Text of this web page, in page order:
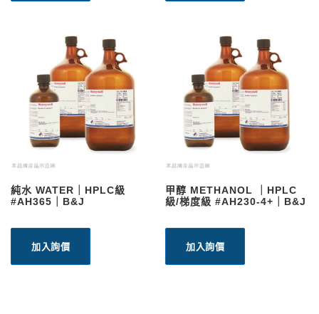
純水 WATER｜HPLC級
#AH365｜B&J
加入詢價
甲醇 METHANOL ｜HPLC
級/梯度級 #AH230-4+｜B&J
加入詢價